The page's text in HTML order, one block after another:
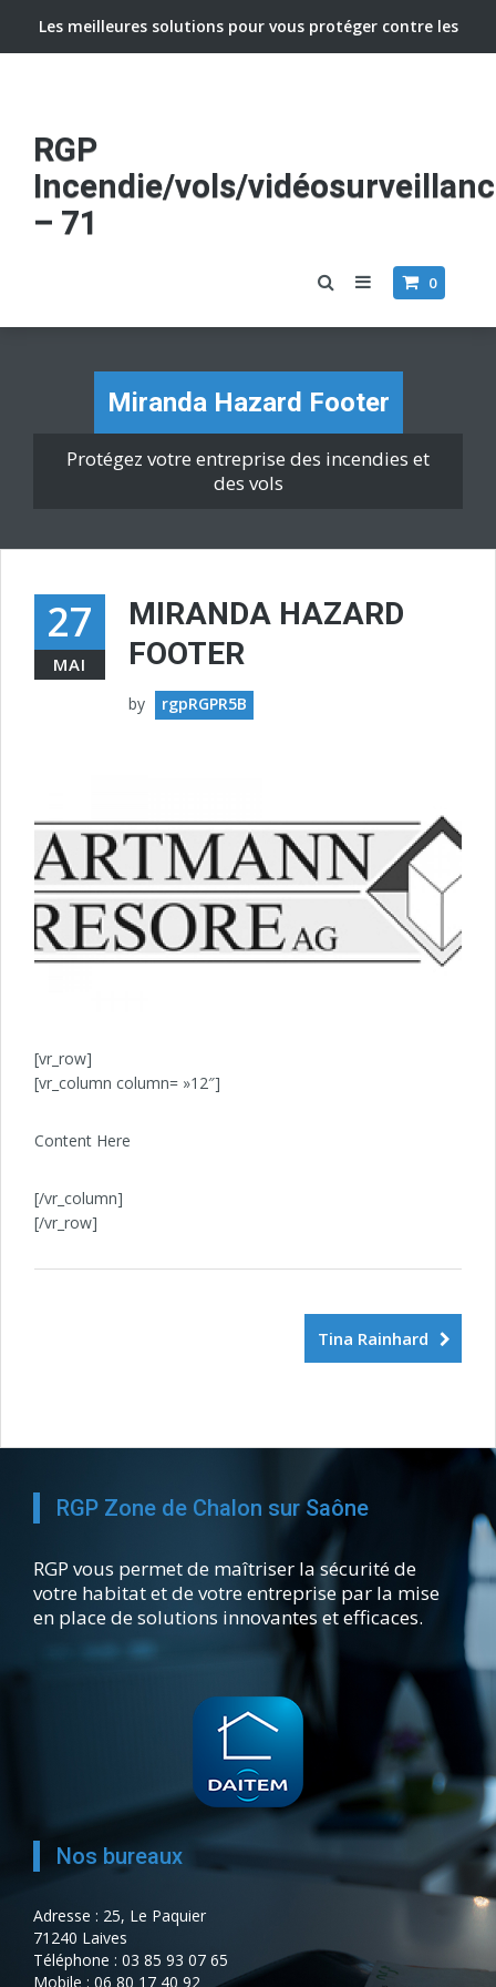
Les meilleures solutions pour vous protéger contre les
RGP
Incendie/vols/
– 71
0
Miranda Hazard Footer
Protégez votre entreprise des incendies et
des vols
27
MAI
MIRANDA HAZARD
FOOTER
by rgpRGPR5B
[vr_row]
[vr_column column= »12″]
Content Here
[/vr_column]
[/vr_row]
Tina Rainhard
RGP Zone de Chalon sur Saône
RGP vous permet de maîtriser la sécurité de
votre habitat et de votre entreprise par la mise
en place de solutions innovantes et efficaces.
Nos bureaux
Adresse : 25, Le Paquier
71240 Laives
Téléphone : 03 85 93 07 65
Mobile : 06 80 17 40 92